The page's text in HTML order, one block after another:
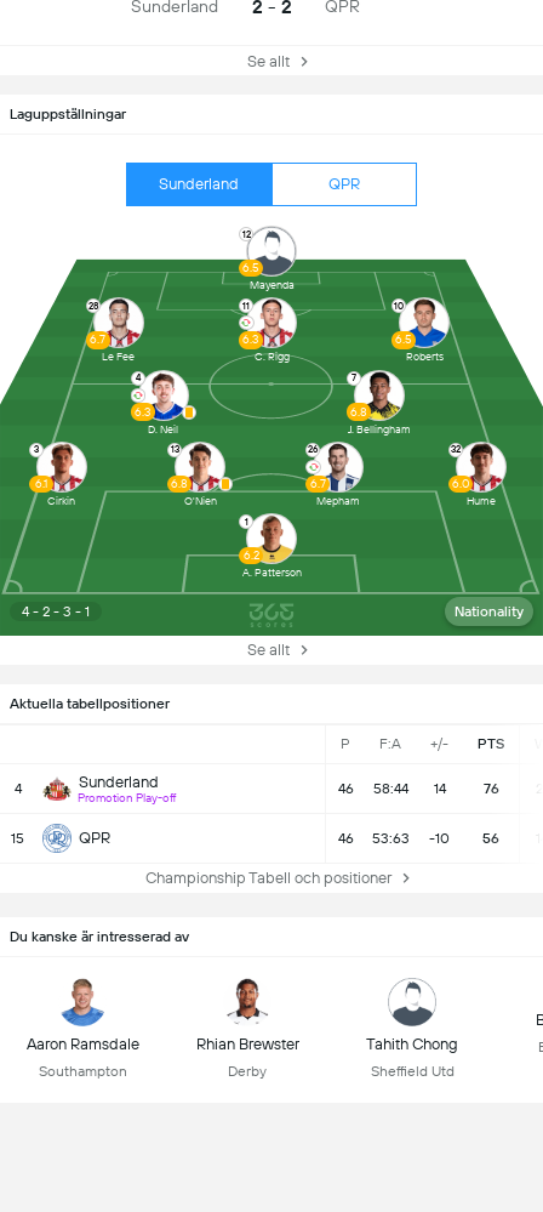
Aktuella tabellpositioner
P F:A +/- PTS
4 Sunderland
Promotion Play-off
46 58:44 14 76
15 QPR 46 53:63 -10 56
Championship Tabell och positioner
Laguppställningar
Sunderland QPR
4 - 2 - 3 - 1 Nationality
1
6.2
A. Patterson
3
6.1
Cirkin
13
6.8
O'Nien
26
6.7
Mepham
32
6.0
Hume
4
6.3
D. Neil
7
6.8
J. Bellingham
28
6.7
Le Fee
11
6.3
C. Rigg
10
6.5
Roberts
12
6.5
Mayenda
Se allt
Sunderland 2 - 2 QPR
Se allt
Du kanske är intresserad av
Aaron Ramsdale
Southampton
Rhian Brewster
Derby
Tahith Chong
Sheffield Utd